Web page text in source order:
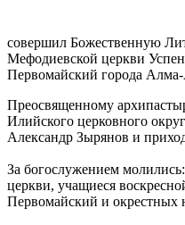
совершил Божественную
Мефодиевской церкви
Первомайский города
Преосвященному
Илийского церковного
Александр Зырянов и
За богослужением
церкви, учащиеся
Первомайский и окрестных